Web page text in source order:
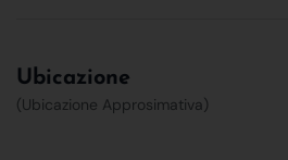
Ubicazione
(Ubicazione Approsimativa)